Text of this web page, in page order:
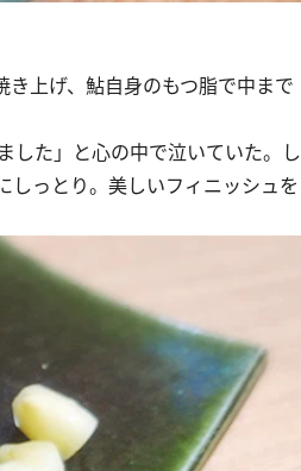
上げ、鮎自身のもつ脂で中まで
した」と心の中で泣いていた。し
しっとり。美しいフィニッシュを